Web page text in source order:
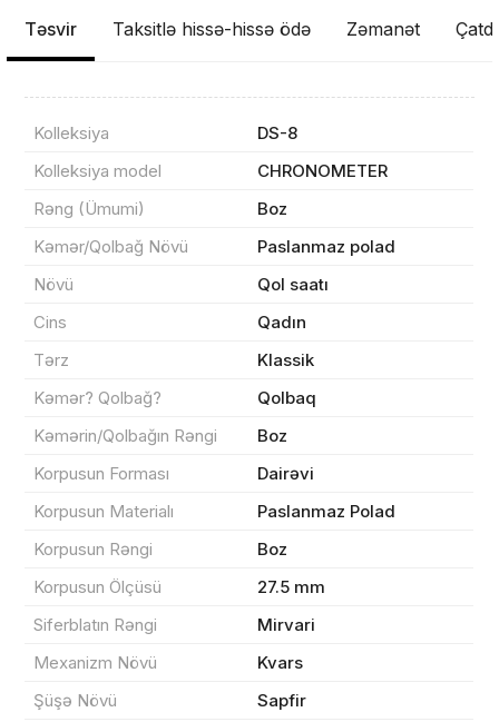
Təsvir Taksitlə hissə-hissə ödə Zəmanət
Kolleksiya
DS-8
Kolleksiya model
CHRONOMETER
Rəng (Ümumi)
Boz
Kəmər/Qolbağ Növü
Paslanmaz polad
Növü
Qol saatı
Cins
Qadın
Tərz
Klassik
Kəmər? Qolbağ?
Qolbaq
Kəmərin/Qolbağın Rəngi
Boz
Korpusun Forması
Dairəvi
Korpusun Materialı
Paslanmaz Polad
Korpusun Rəngi
Boz
Korpusun Ölçüsü
27.5 mm
Siferblatın Rəngi
Mirvari
Mexanizm Növü
Kvars
Şüşə Növü
Sapfir
Çatdırılma
Yekun məbləğ OK